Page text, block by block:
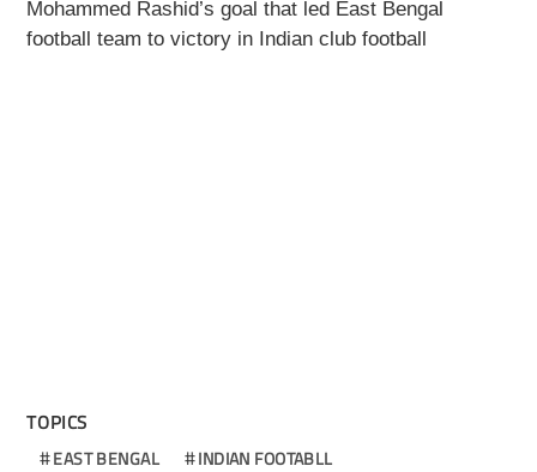
Mohammed Rashid’s goal that led East Bengal
football team to victory in Indian club football
TOPICS
EAST BENGAL INDIAN FOOTABLL